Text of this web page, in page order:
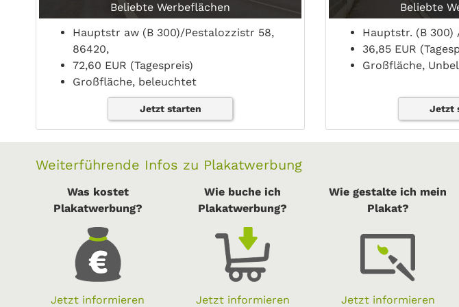
Beliebte Werbeflächen
Hauptstr aw (B 300)/Pestalozzistr 58,
86420,
72,60 EUR (Tagespreis)
Großfläche, beleuchtet
Jetzt starten
Beliebte
Hauptstr. (B 300)
36,85 EUR
Großfläche,
Jetzt
Weiterführende Infos zu Plakatwerbung
Was kostet
Plakatwerbung?
Jetzt informieren
Wie buche ich
Plakatwerbung?
Jetzt informieren
Wie gestalte ich mein
Plakat?
Jetzt informieren